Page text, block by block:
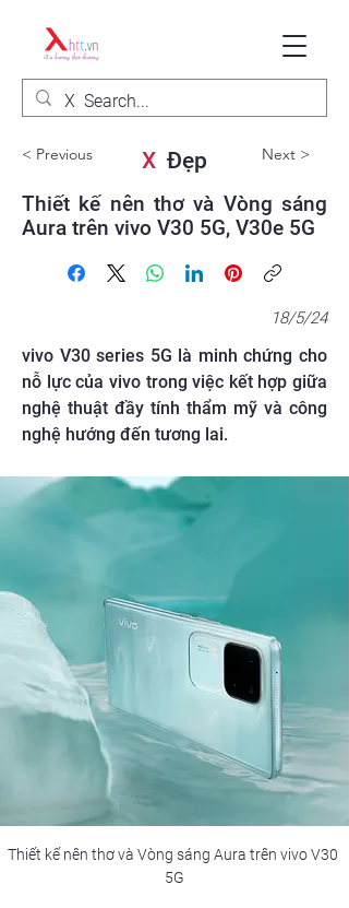
< Previous X Đẹp Next >
Thiết kế nên thơ và Vòng sáng
Aura trên vivo V30 5G, V30e 5G
18/5/24
vivo V30 series 5G là minh chứng cho
nỗ lực của vivo trong việc kết hợp giữa
nghệ thuật đầy tính thẩm mỹ và công
nghệ hướng đến tương lai.
Thiết kế nên thơ và Vòng sáng Aura trên vivo V30
5G